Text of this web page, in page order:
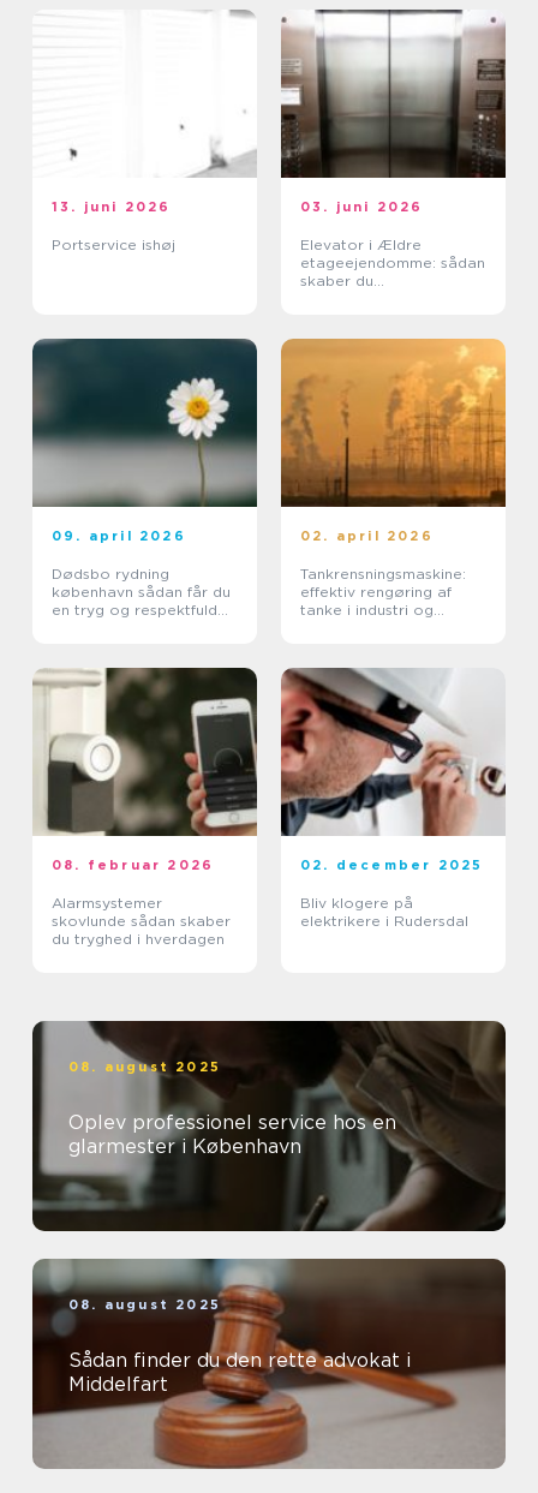
13. juni 2026
Portservice ishøj
03. juni 2026
Elevator i Ældre
etageejendomme: sådan
skaber du
09. april 2026
Dødsbo rydning
københavn sådan får du
en tryg og respektfuld
02. april 2026
Tankrensningsmaskine:
effektiv rengøring af
tanke i industri og
08. februar 2026
Alarmsystemer
skovlunde sådan skaber
du tryghed i hverdagen
02. december 2025
Bliv klogere på
elektrikere i Rudersdal
08. august 2025
Oplev professionel service hos en
glarmester i København
08. august 2025
Sådan finder du den rette advokat i
Middelfart